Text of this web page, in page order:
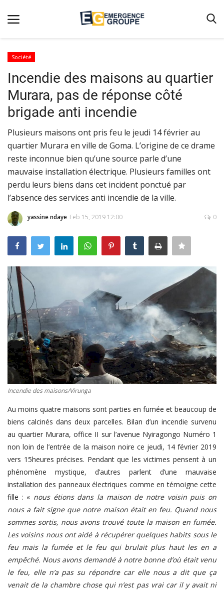
Accueil
Contact
Emergence
Galerie
Terms & Conditions
Nos Publications
Magazine
Partenaires
Connexion
Français
Société
Incendie des maisons au quartier
Murara, pas de réponse côté
brigade anti incendie
​​​​​​​Plusieurs maisons ont pris feu le jeudi 14 février au
quartier Murara en ville de Goma. L’origine de ce drame
reste inconnue bien qu’une source parle d’une
mauvaise installation électrique. Plusieurs familles ont
perdu leurs biens dans cet incident ponctué par
l’absence des services anti incendie de la ville.
yassine ndaye Feb 15, 2019 12:00 0
Incendie des maisons/Virunga
Au moins quatre maisons sont parties en fumée et beaucoup de
biens calcinés dans deux parcelles. Bilan d’un incendie survenu
au quartier Murara, office II sur l’avenue Nyiragongo Numéro 1
non loin de l’entrée de la maison noire ce jeudi, 14 février 2019
vers 15heures précises. Pendant que les victimes pensent à un
phénomène mystique, d’autres parlent d’une mauvaise
installation des panneaux électriques comme en témoigne cette
fille : « nous étions dans la maison de notre voisin puis on
nous a fait signe que notre maison était en feu. Quand nous
sommes sortis, nous avons trouvé toute la maison en fumée.
Les voisins nous ont aidé à récupérer quelques habits sous le
feu mais la fumée et le feu qui brulait plus haut les en a
empêché. Nous avons demandé à notre bonne d’où était venu
le feu, elle n’a pas su répondre car elle nous a dit que ça
venait de la chambre chose qui n’est pas vrai car il y avait ni